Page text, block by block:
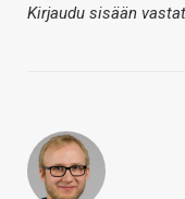
Kirjaudu sisään